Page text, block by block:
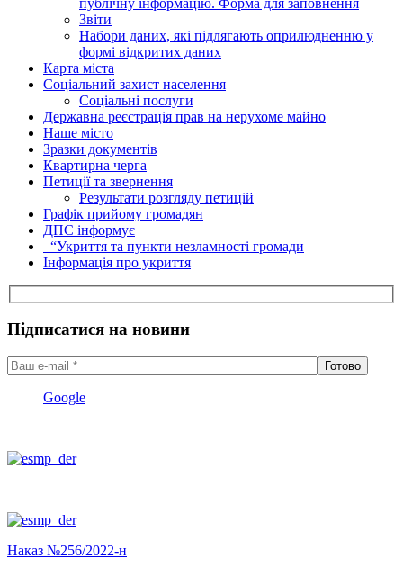
публічну інформацію. Форма для заповнення
Звіти
Набори даних, які підлягають оприлюдненню у
формі відкритих даних
Карта міста
Соціальний захист населення
Соціальні послуги
Державна реєстрація прав на нерухоме майно
Наше місто
Зразки документів
Квартирна черга
Петиції та звернення
Результати розгляду петицій
Графік прийому громадян
ДПС інформує
“Укриття та пункти незламності громади
Інформація про укриття
Підписатися на новини
Google
Наказ №256/2022-н